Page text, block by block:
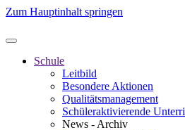
Zum Hauptinhalt springen
Schule
Leitbild
Besondere Aktionen
Qualitätsmanagement
Schüleraktivierende
News - Archiv